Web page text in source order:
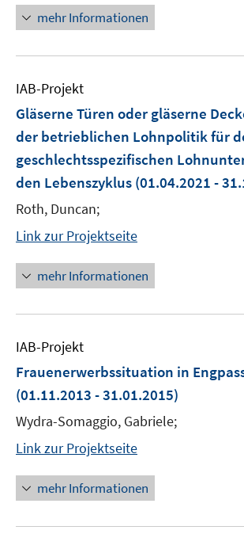
mehr Informationen
IAB-Projekt
Gläserne Türen oder gläserne
der betrieblichen Lohnpolitik für
geschlechtsspezifischen
den Lebenszyklus (01.04.2021 -
Roth, Duncan;
Link zur Projektseite
mehr Informationen
IAB-Projekt
Frauenerwerbssituation in
(01.11.2013 - 31.01.2015)
Wydra-Somaggio, Gabriele;
Link zur Projektseite
mehr Informationen